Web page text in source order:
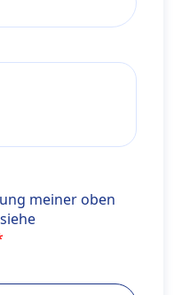
meiner oben
wiener-
"
meiner oben